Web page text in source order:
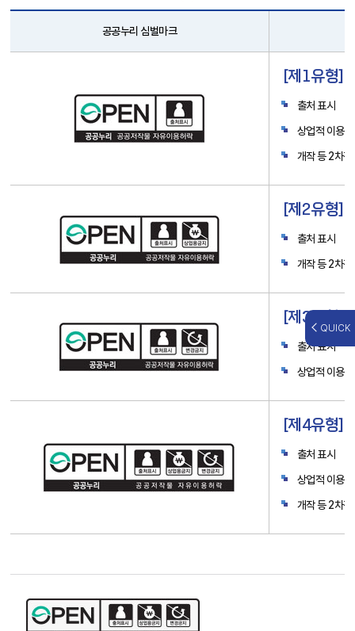
공공누리 심벌마크
[제1유형]
출처 표시
상업적 이용
개작 등 2차
[제2유형]
출처 표시
개작 등 2차
[제3유형]
출처 표시
상업적 이용
[제4유형]
출처 표시
상업적 이용
개작 등 2차
QUICK